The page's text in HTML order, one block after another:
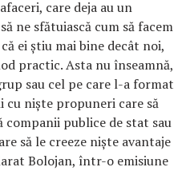
care deja au un
ne sfătuiască cum să facem
ei ştiu mai bine decât noi,
practic. Asta nu înseamnă,
sau cel pe care l-a format
cu nişte propuneri care să
companii publice de stat sau
să le creeze nişte avantaje
Bolojan, într-o emisiune